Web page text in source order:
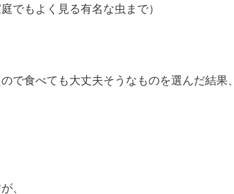
でもよく見る有名な虫まで）
で食べても大丈夫そうなものを選んだ結果、
、